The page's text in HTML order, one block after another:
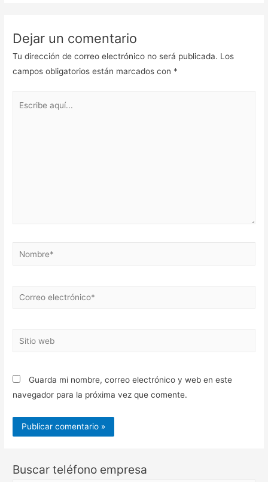
Dejar un comentario
Tu dirección de correo electrónico no será publicada. Los
campos obligatorios están marcados con *
Nombre*
Correo
Sitio
Guarda mi nombre, correo electrónico y web en este
navegador para la próxima vez que comente.
Buscar teléfono empresa